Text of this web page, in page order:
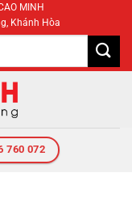
MINH
Khánh Hòa
760 072